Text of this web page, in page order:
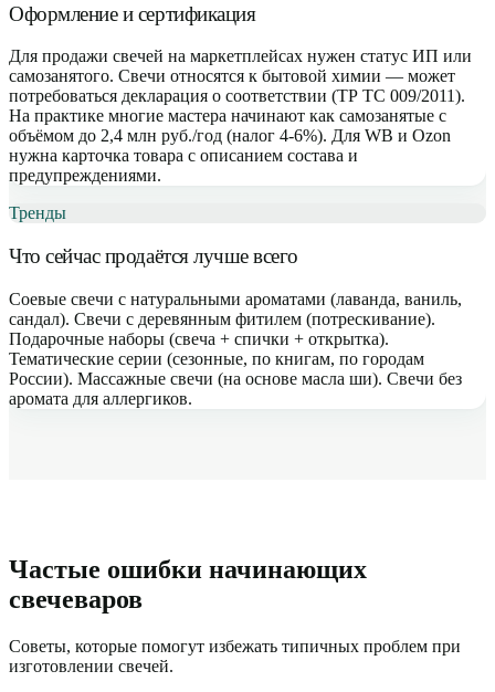
Оформление и сертификация
Для продажи свечей на маркетплейсах нужен статус ИП или
самозанятого. Свечи относятся к бытовой химии — может
потребоваться декларация о соответствии (ТР ТС 009/2011).
На практике многие мастера начинают как самозанятые с
объёмом до 2,4 млн руб./год (налог 4-6%). Для WB и Ozon
нужна карточка товара с описанием состава и
предупреждениями.
Тренды
Что сейчас продаётся лучше всего
Соевые свечи с натуральными ароматами (лаванда, ваниль,
сандал). Свечи с деревянным фитилем (потрескивание).
Подарочные наборы (свеча + спички + открытка).
Тематические серии (сезонные, по книгам, по городам
России). Массажные свечи (на основе масла ши). Свечи без
аромата для аллергиков.
Частые ошибки начинающих
свечеваров
Советы, которые помогут избежать типичных проблем при
изготовлении свечей.